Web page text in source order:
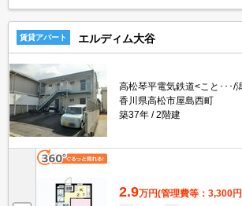
賃貸アパート エルディム大谷
高松琴平電気鉄道<こと･･･/
香川県高松市屋島西町
築37年
2階建
2.9万円(管理費等：3,300